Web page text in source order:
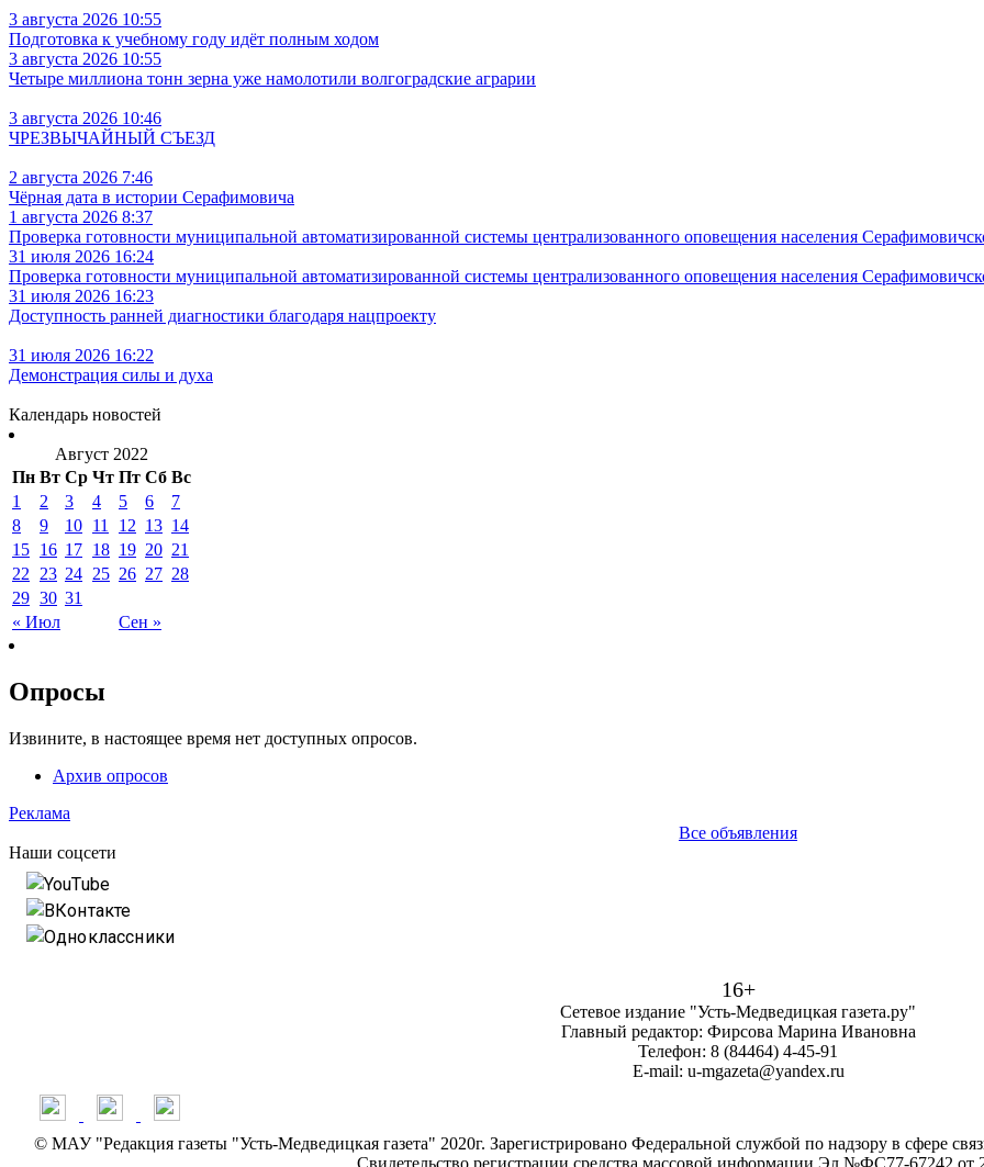
3 августа 2026 10:55
Подготовка к учебному году идёт полным ходом
3 августа 2026 10:55
Четыре миллиона тонн зерна уже намолотили волгоградские аграрии
3 августа 2026 10:46
ЧРЕЗВЫЧАЙНЫЙ СЪЕЗД
2 августа 2026 7:46
Чёрная дата в истории Серафимовича
1 августа 2026 8:37
Проверка готовности муниципальной автоматизированной системы централизованного оповещения населения
31 июля 2026 16:24
Проверка готовности муниципальной автоматизированной системы централизованного оповещения населения
31 июля 2026 16:23
Доступность ранней диагностики благодаря нацпроекту
31 июля 2026 16:22
Демонстрация силы и духа
Календарь новостей
Август 2022
Пн Вт Ср Чт Пт Сб Вс
« Июл Сен »
1 2 3 4 5 6
7
8
9 10 11 12 13 14
15 16 17 18 19 20 21
22
23 24 25 26 27 28
29 30 31
Опросы
Извините, в настоящее время нет доступных опросов.
Архив опросов
Реклама
Все объявления
Наши соцсети
YouTube
ВКонтакте
Одноклассники
16+
Сетевое издание "Усть-Медведицкая газета.ру"
Главный редактор: Фирсова Марина Ивановна
Телефон: 8 (84464) 4-45-91
E-mail: u-mgazeta@yandex.ru
© МАУ "Редакция газеты "Усть-Медведицкая газета" 2020г. Зарегистрировано Федеральной службой по надзору в сфере
Свидетельство регистрации средства массовой информации Эл №ФС77-67242 от